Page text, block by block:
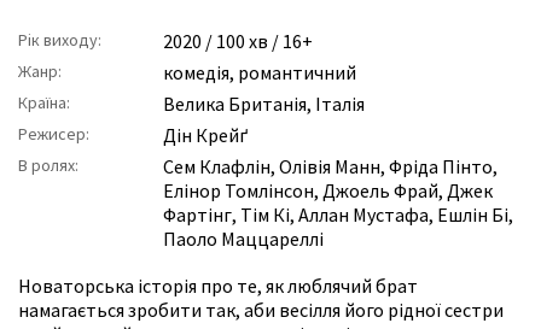
Рік виходу: 2020 / 100 хв / 16+
Жанр: комедія, романтичний
Країна: Велика Британія, Італія
Режисер: Дін Крейґ
В ролях: Сем Клафлін, Олівія Манн, Фріда Пінто,
Елінор Томлінсон, Джоель Фрай, Джек
Фартінг, Тім Кі, Аллан Мустафа, Ешлін Бі,
Паоло Маццареллі
Новаторська історія про те, як люблячий брат
намагається зробити так, аби весілля його рідної сестри